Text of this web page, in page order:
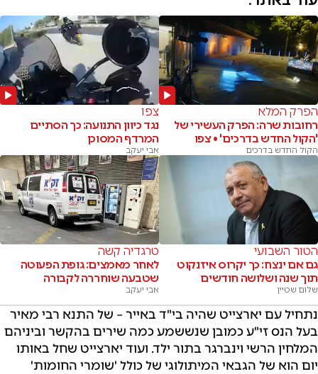
הפרק המלא
רחובות שרה: הפרק העשירי של
'הקול החדש בדרכים' • צפו
הקול החדש בדרכים
צפו
נגד כיוון התנועה: כך הסתיים
המרדף המסוכן
אבי יעקב
הטור השבועי
גם אם ינצח: כך יקרוס איזנקוט
תוך שנה ושלושה חודשים
שלום שטיין
טרגדיה קשה
לאחר מאמצים: גופת הפעוטה
שטבעה שוחררה לקבורה
אבי יעקב
נתחיל עם יארצייט שהיה בי"ד באייר – של התנא רבי מאיר
בעל הנס זי"ע כמובן שנששמע כמה שירים בהקשר וביניהם
המלחין הרשי וינברגר בתור ילד. ועוד יארצייט שחל באותו
יום הוא של הגבאי המיתולוגי של כולל 'שומרי החומות'